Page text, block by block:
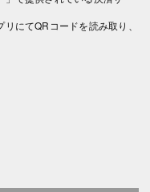
にてQRコードを読み取り、